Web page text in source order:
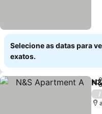
Selecione as datas para
exatos.
/